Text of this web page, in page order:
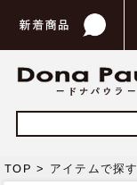
TOP > アイテムで探す